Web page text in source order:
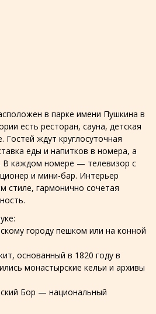
в парке имени Пушкина в
есть ресторан, сауна, детская
ждут круглосуточная
еды и напитков в номера, а
В каждом номере — телевизор с
и мини-бар. Интерьер
стиле, гармонично сочетая
городу пешком или на конной
основанный в 1820 году в
монастырские кельи и архивы
Бор — национальный